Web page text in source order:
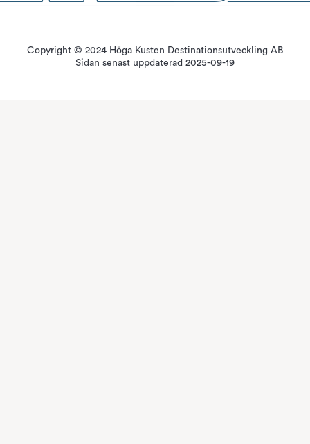
Copyright © 2024 Höga Kusten Destinationsutveckling AB
Sidan senast uppdaterad 2025-09-19